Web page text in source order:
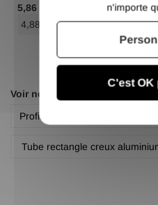
5,86 €
4,88 €
/ Pce HT
Voir nos autres pages :
Profilé rectangle aluminium 6060
Tube rectangle creux
n'importe
C'est OK